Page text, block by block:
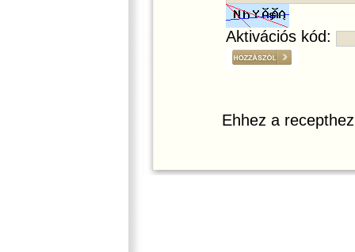
Aktivációs kód:
Ehhez a